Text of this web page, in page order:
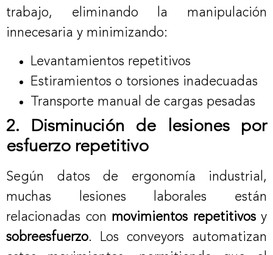
trabajo, eliminando la manipulación
innecesaria y minimizando:
Levantamientos repetitivos
Estiramientos o torsiones inadecuadas
Transporte manual de cargas pesadas
2. Disminución de lesiones por
esfuerzo repetitivo
Según datos de ergonomía industrial,
muchas lesiones laborales están
relacionadas con movimientos repetitivosy
sobreesfuerzo. Los conveyors automatizan